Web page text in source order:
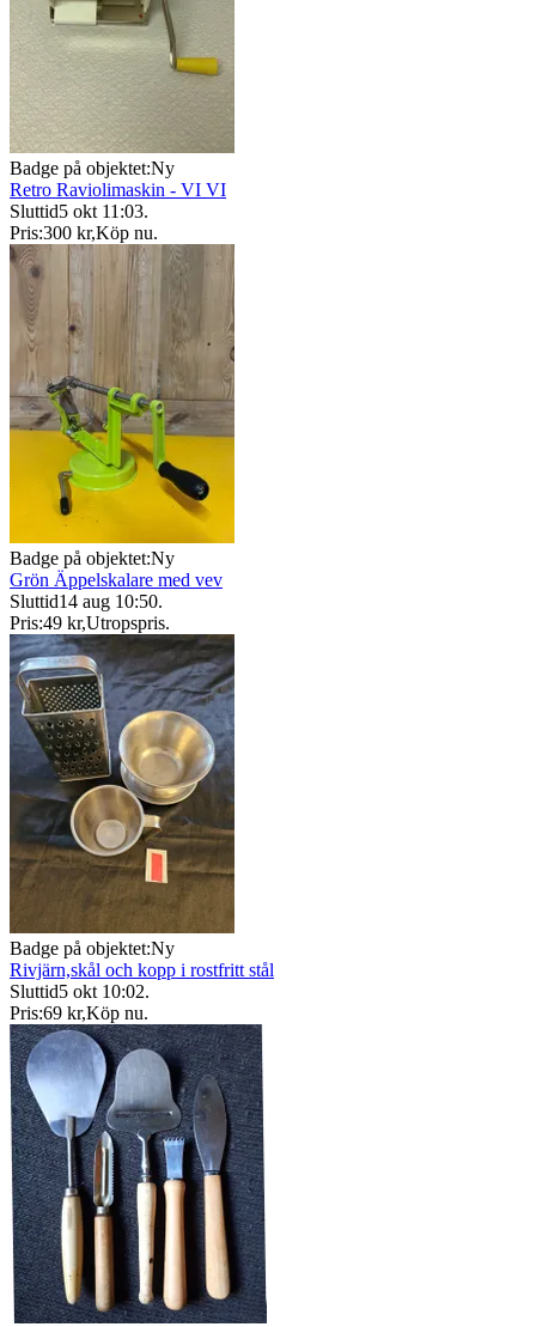
Badge på objektet:Ny
Retro Raviolimaskin - VI VI
Sluttid5 okt 11:03.
Pris:300 kr,Köp nu.
Badge på objektet:Ny
Grön Äppelskalare med vev
Sluttid14 aug 10:50.
Pris:49 kr,Utropspris.
Badge på objektet:Ny
Rivjärn,skål och kopp i rostfritt stål
Sluttid5 okt 10:02.
Pris:69 kr,Köp nu.